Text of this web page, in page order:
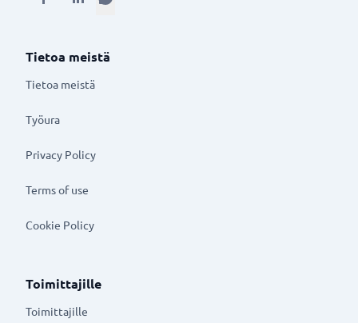
Tietoa meistä
Tietoa meistä
Työura
Privacy Policy
Terms of use
Cookie Policy
Toimittajille
Toimittajille